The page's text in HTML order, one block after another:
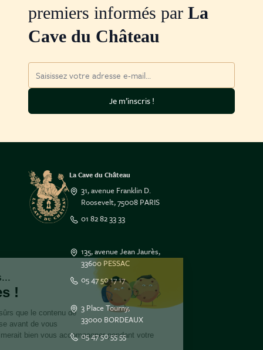
Salut c'est nous...
les Cookies !
On a attendu d'être sûrs que le contenu de
ce site vous intéresse avant de vous
déranger, mais on aimerait bien vous accompagner pendant votre
premiers informés par La
Cave du Château
Adresse mail
Je m’inscris !
La Cave du Château
31, avenue Franklin D.
Roosevelt, 75008 PARIS
01 82 82 33 33
135, avenue Jean Jaurès,
33600 PESSAC
05 47 50 17 17
3 Place Tourny,
33000 BORDEAUX
05 47 50 55 55